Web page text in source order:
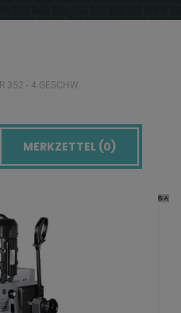
352 - 4 GESCHW.
MERKZETTEL (0)